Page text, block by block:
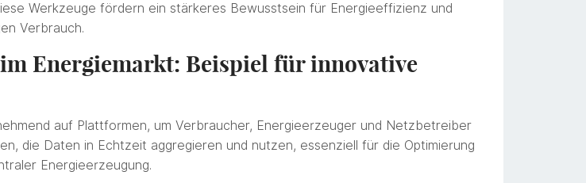
Werkzeuge fördern ein stärkeres Bewusstsein für Energieeffizienz und
Verbrauch.
Energiemarkt: Beispiel für innovative
auf Plattformen, um Verbraucher, Energieerzeuger und Netzbetreiber
die Daten in Echtzeit aggregieren und nutzen, essenziell für die Optimierung
Energieerzeugung.